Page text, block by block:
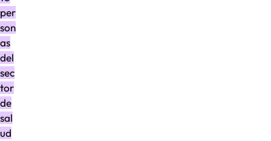
per
son
as
del
sec
tor
de
sal
ud